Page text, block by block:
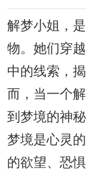
解梦小姐，
物。她们穿
中的线索，
而，当一个
到梦境的神秘
梦境是心灵
的欲望、恐